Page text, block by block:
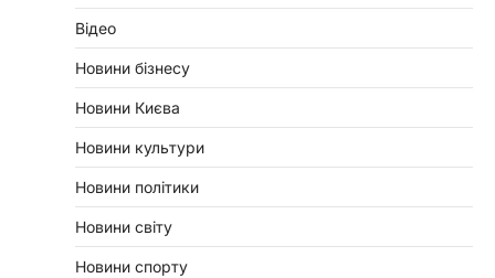
Відео
Новини бізнесу
Новини Києва
Новини культури
Новини політики
Новини світу
Новини спорту